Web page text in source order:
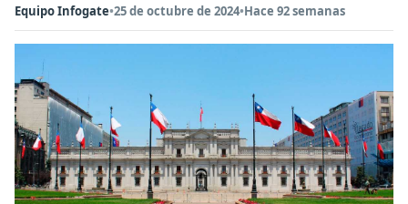
Equipo Infogate•25 de octubre de 2024•Hace 92 semanas